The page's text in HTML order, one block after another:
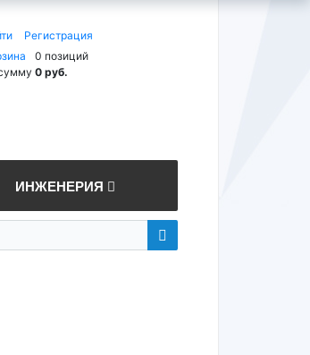
Регистрация
0 позиций
0 руб.
ИНЖЕНЕРИЯ